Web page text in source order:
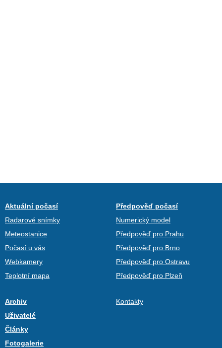
Aktuální počasí
Radarové snímky
Meteostanice
Počasí u vás
Webkamery
Teplotní mapa
Předpověď počasí
Numerický model
Předpověď pro Prahu
Předpověď pro Brno
Předpověď pro Ostravu
Předpověď pro Plzeň
Archiv
Uživatelé
Články
Fotogalerie
Kontakty